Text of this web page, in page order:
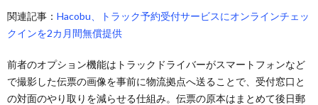
関連記事： Hacobu、トラック予約受付サービスにオンラインチェッ
クインを2カ月間無償提供
前者のオプション機能はトラックドライバーがスマートフォンなど
で撮影した伝票の画像を事前に物流拠点へ送ることで、受付窓口と
の対面のやり取りを減らせる仕組み。伝票の原本はまとめて後日郵